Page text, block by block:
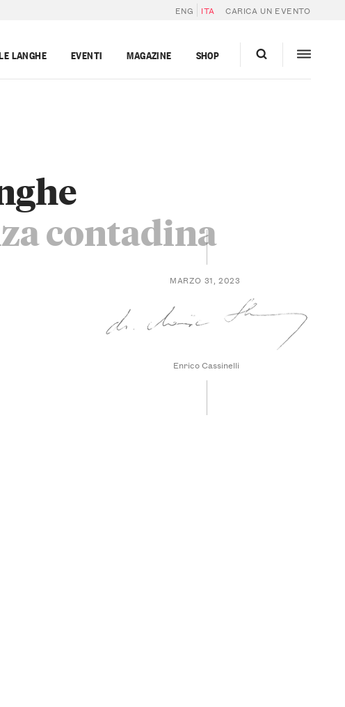
ENG ITA CARICA UN EVENTO
LANGHE EVENTI MAGAZINE SHOP
contadina
MARZO 31, 2023
Enrico Cassinelli